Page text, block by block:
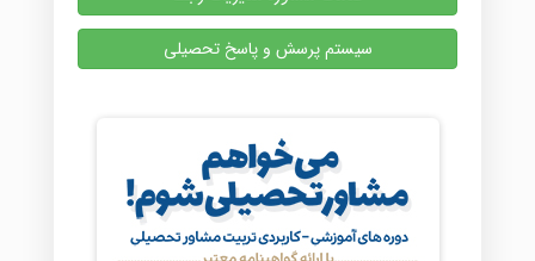
سیستم پرسش و پاسخ تحصیلی